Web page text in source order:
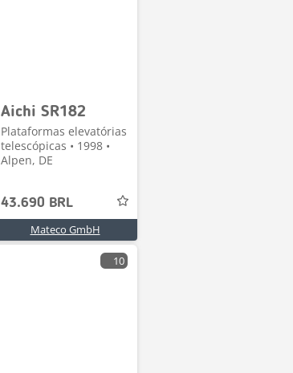
Aichi SR182
Plataformas elevatórias
telescópicas • 1998 •
Alpen, DE
43.690 BRL
Mateco GmbH
10